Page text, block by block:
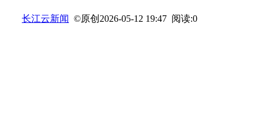
长江云新闻 ©原创 2026-05-12 19:47 阅读:0